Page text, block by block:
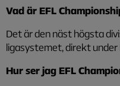
Vad är EFL
Det är den näst högsta
ligasystemet, direkt under
Hur ser jag EFL